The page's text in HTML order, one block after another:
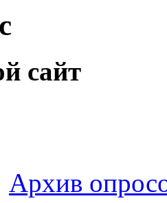
сайт
Архив